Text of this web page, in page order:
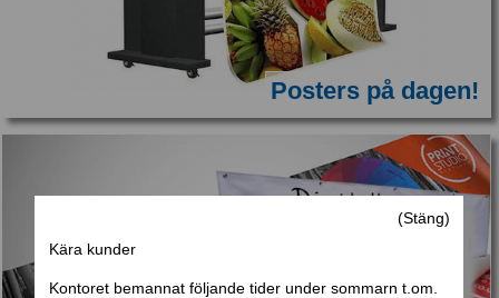
Posters på dagen!
Kära kunder
Kontoret bemannat följande tider under sommarn t.om.